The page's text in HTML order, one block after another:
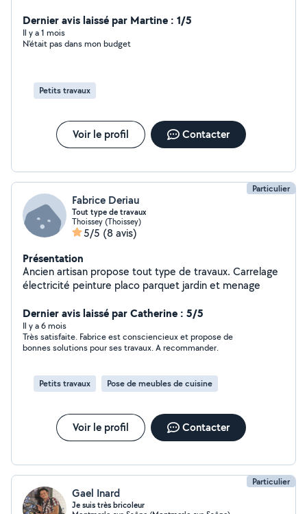
également des petits travaux dans la maison. Travail
soigné, sérieux et tarifs accessibles.
Dernier avis laissé par Martine : 1/5
Il y a 1 mois
N'était pas dans mon budget
Petits travaux
Voir le profil Contacter
Particulier
Fabrice Deriau
Tout type de travaux
Thoissey (Thoissey)
5/5 (8 avis)
Présentation
Ancien artisan propose tout type de travaux. Carrelage
électricité peinture placo parquet jardin et menage
Dernier avis laissé par Catherine : 5/5
Il y a 6 mois
Très satisfaite. Fabrice est consciencieux et propose de
bonnes solutions pour ses travaux. A recommander.
Petits travaux Pose de meubles de cuisine
Voir le profil Contacter
Particulier
Gael Inard
Je suis très bricoleur